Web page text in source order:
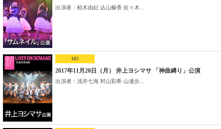
出演者：柏木由紀 込山榛香 佐々木...
HD
2017年11月20日（月） 井上ヨシマサ 「神曲縛り」公演
出演者：浅井七海 村山彩希 山邊歩...